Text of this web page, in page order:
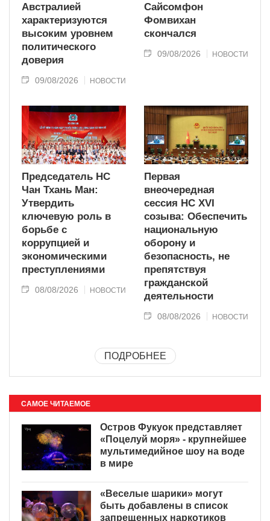
Австралией
характеризуются
высоким уровнем
политического
доверия
09/08/2026 НОВОСТИ
Сайсомфон
Фомвихан
скончался
09/08/2026 НОВОСТИ
Председатель НС
Чан Тхань Ман:
Утвердить
ключевую роль в
борьбе с
коррупцией и
экономическими
преступлениями
08/08/2026 НОВОСТИ
Первая
внеочередная
сессия НС XVI
созыва: Обеспечить
национальную
оборону и
безопасность, не
препятствуя
гражданской
деятельности
08/08/2026 НОВОСТИ
ПОДРОБНЕЕ
САМОЕ ЧИТАЕМОЕ
Остров Фукуок представляет
«Поцелуй моря» - крупнейшее
мультимедийное шоу на воде
в мире
«Веселые шарики» могут
быть добавлены в список
запрещенных наркотиков